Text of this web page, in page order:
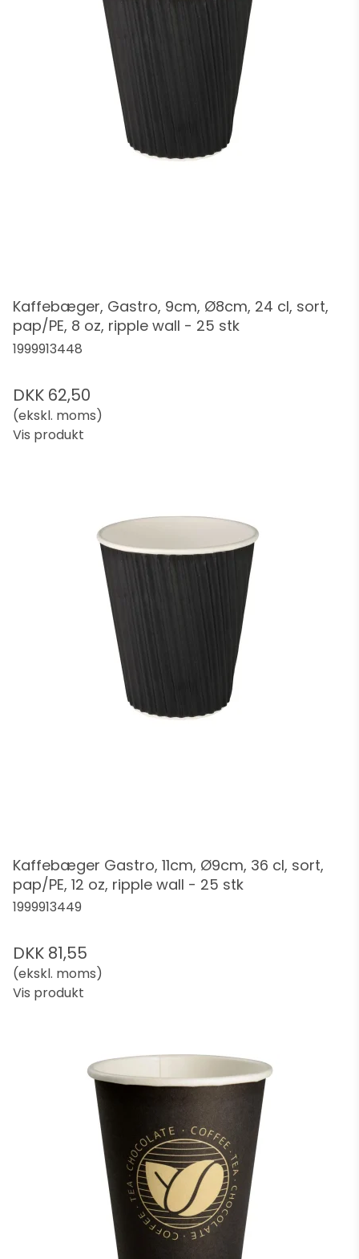
Kaffebæger, Gastro, 9cm, Ø8cm, 24 cl, sort,
pap/PE, 8 oz, ripple wall - 25 stk
1999913448
DKK 62,50
(ekskl. moms)
Vis produkt
Kaffebæger Gastro, 11cm, Ø9cm, 36 cl, sort,
pap/PE, 12 oz, ripple wall - 25 stk
1999913449
DKK 81,55
(ekskl. moms)
Vis produkt